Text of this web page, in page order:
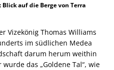
auf die Berge von Terra
Vizekönig Thomas Williams
im südlichen Medea
darum herum weithin
das „Goldene Tal“, wie